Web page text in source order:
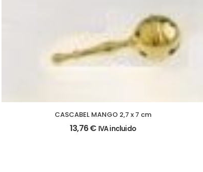
CASCABEL MANGO 2,7 x 7 cm
13,76€ IVA incluido